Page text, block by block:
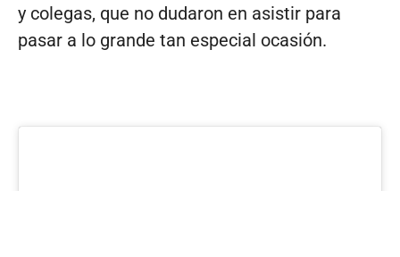
y colegas, que no dudaron en asistir para
pasar a lo grande tan especial ocasión.